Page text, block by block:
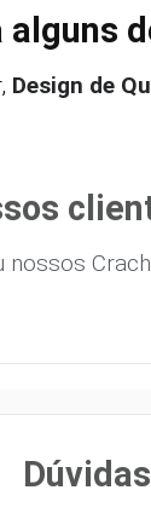
alguns
Design de
nossos